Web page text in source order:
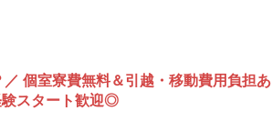
個室寮費無料＆引越・移動費用負担あ
験スタート歓迎◎